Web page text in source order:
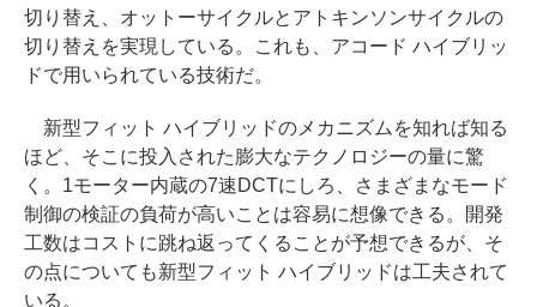
切り替え、オットーサイクルとアトキンソンサイクルの
切り替えを実現している。これも、アコード ハイブリッ
ドで用いられている技術だ。
新型フィット ハイブリッドのメカニズムを知れば知る
ほど、そこに投入された膨大なテクノロジーの量に驚
く。1モーター内蔵の7速DCTにしろ、さまざまなモード
制御の検証の負荷が高いことは容易に想像できる。開発
工数はコストに跳ね返ってくることが予想できるが、そ
の点についても新型フィット ハイブリッドは工夫されて
いる。